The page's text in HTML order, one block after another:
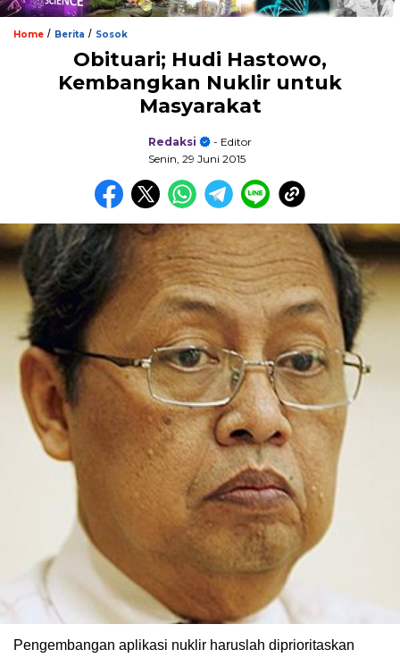
Home / Berita / Sosok
Obituari; Hudi Hastowo,
Kembangkan Nuklir untuk
Masyarakat
Redaksi
- Editor
Senin, 29 Juni 2015
Pengembangan aplikasi nuklir haruslah diprioritaskan